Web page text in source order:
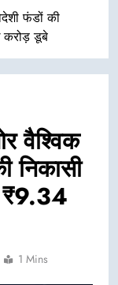
फंडों की
करोड़ डूबे
वैश्विक
निकासी
₹9.34
1 Mins